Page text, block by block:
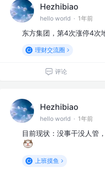
Hezhibiao
hello world · 1年前
东方集团，第4次涨停4次
理财交流圈
评论
Hezhibiao
hello world · 1年前
目前现状：没事干没人管
上班摸鱼